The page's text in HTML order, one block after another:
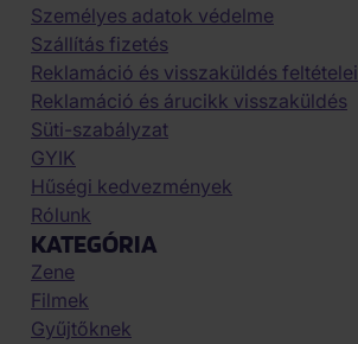
Személyes adatok védelme
Szállítás fizetés
Reklamáció és visszaküldés feltételei
Reklamáció és árucikk visszaküldés
Süti-szabályzat
GYIK
Hűségi kedvezmények
Rólunk
KATEGÓRIA
Zene
Filmek
Gyűjtőknek